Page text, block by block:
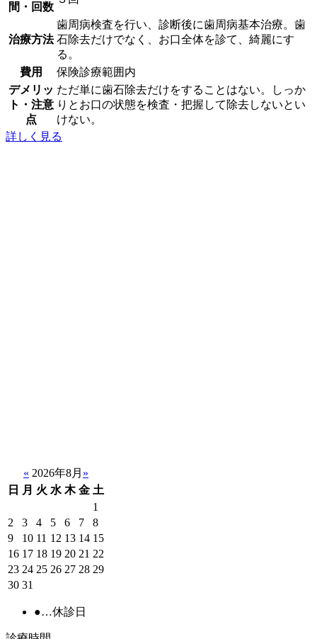
間・回数
治療方法
歯周病検査を行い、診断後に歯周病基本治療。歯
石除去だけでなく、お口全体を診て、綺麗にす
る。
費用
保険診療範囲内
デメリッ
ト・注意
点
ただ単に歯石除去だけをすることはない。しっか
りとお口の状態を検査・把握して除去しないとい
けない。
詳しく見る
« 2026年8月 »
日
月 火 水 木 金 土
1
2
3 4 5 6 7
8
9
10 11 12 13 14 15
16 17 18 19 20 21 22
23 24 25 26 27 28 29
30 31
●…休診日